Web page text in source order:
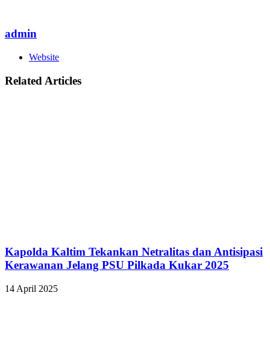
admin
Website
Related Articles
Kapolda Kaltim Tekankan Netralitas dan Antisipasi
Kerawanan Jelang PSU Pilkada Kukar 2025
14 April 2025